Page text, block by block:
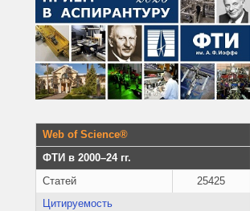
Web of Science®
ФТИ в 2000–24 гг.
Статей
25425
Цитируемость